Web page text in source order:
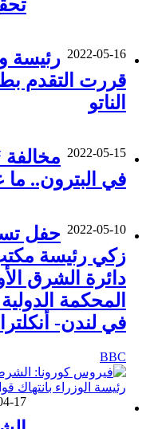
2022-05-16 رئيسة
قررت التقدم
الناتو
2022-05-15
في البترون.. ما
2022-05-10 حفل
زكي رئيسة
دائرة الشرق
المحكمة
في لندن- أنكلترا
BBC
17